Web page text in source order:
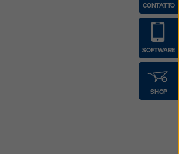
CONTATTO
SOFTWARE
SHOP